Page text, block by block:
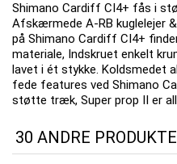
Shimano Cardiff CI4+ fås i
Afskærmede A-RB kuglelejer &
på Shimano Cardiff CI4+
materiale, Indskruet enkelt
lavet i ét stykke. Koldsmedet
fede features ved Shimano
støtte træk, Super prop II er
30 ANDRE